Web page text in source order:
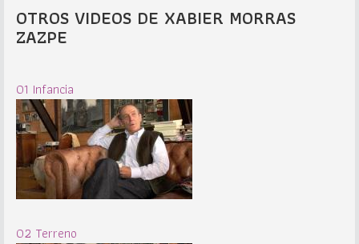
OTROS VIDEOS DE XABIER MORRAS
ZAZPE
01 Infancia
02 Terreno